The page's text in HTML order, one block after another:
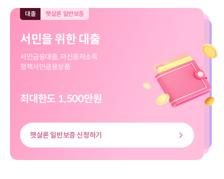
대출 햇살론 일반보증
서민을 위한 대출
서민금융대출, 저신용저소득
정책서민금융상품
최대한도 1,500만원
햇살론 일반보증 신청하기
대출 모바일전용
직장인 신규대출
대출신청부터 송금까지
쉽고 빠르게
최대한도 8천만원
신용대출 신청하기
보고파플러스 파킹통장
입출금 자유!
하루만 맡겨도 이자가 쏠쏠
최고 3.20%
마이버킷 정기적금
나의 버킷리스트를 이뤄줄
마이버킷 정기적금
최고금리 3.00%
마이버킷정기적금 살펴보기
서민을 위한 대출
최대한도 1,500만원
햇살론 일반보증 신청하기
직장인 신규대출
최대한도 8천만원
신용대출 신청하기